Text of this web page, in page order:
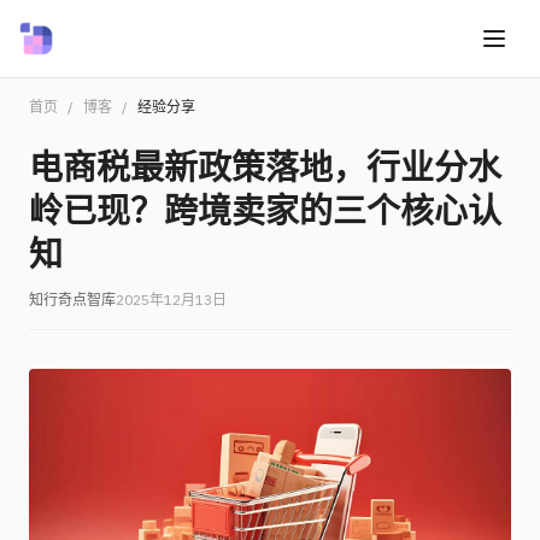
首页 / 博客 / 经验分享
电商税最新政策落地，行业分水
岭已现？跨境卖家的三个核心认
知
知行奇点智库2025年12月13日